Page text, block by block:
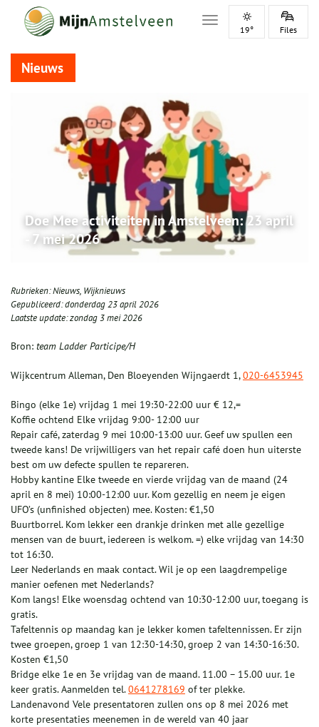
Toggle navigation
19° Files
Nieuws
Doe Mee activiteiten in Amstelveen: 23 april
- 7 mei 2026
Rubrieken:Nieuws, Wijknieuws
Gepubliceerd:donderdag 23 april 2026
Laatste update:zondag 3 mei 2026
Bron: team Ladder Participe/H
Wijkcentrum Alleman, Den Bloeyenden Wijngaerdt 1,020-6453945
Bingo (elke 1e) vrijdag 1 mei 19:30-22:00 uur € 12,=
Koffie ochtend Elke vrijdag 9:00- 12:00 uur
Repair café, zaterdag 9 mei 10:00-13:00 uur. Geef uw spullen een
tweede kans! De vrijwilligers van het repair café doen hun uiterste
best om uw defecte spullen te repareren.
Hobby kantine Elke tweede en vierde vrijdag van de maand (24
april en 8 mei) 10:00-12:00 uur. Kom gezellig en neem je eigen
UFO’s (unfinished objecten) mee. Kosten: €1,50
Buurtborrel. Kom lekker een drankje drinken met alle gezellige
mensen van de buurt, iedereen is welkom. =) elke vrijdag van 14:30
tot 16:30.
Leer Nederlands en maak contact. Wil je op een laagdrempelige
manier oefenen met Nederlands?
Kom langs! Elke woensdag ochtend van 10:30-12:00 uur, toegang is
gratis.
Tafeltennis op maandag kan je lekker komen tafeltennissen. Er zijn
twee groepen, groep 1 van 12:30-14:30, groep 2 van 14:30-16:30.
Kosten €1,50
Bridge elke 1e en 3e vrijdag van de maand. 11.00 – 15.00 uur. 1e
keer gratis. Aanmelden tel.0641278169 of ter plekke.
Landenavond Vele presentatoren zullen ons op 8 mei 2026 met
korte presentaties meenemen in de wereld van 40 jaar